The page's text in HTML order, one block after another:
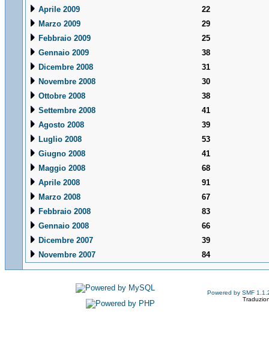
Aprile 2009
22
Marzo 2009
29
Febbraio 2009
25
Gennaio 2009
38
Dicembre 2008
31
Novembre 2008
30
Ottobre 2008
38
Settembre 2008
41
Agosto 2008
39
Luglio 2008
53
Giugno 2008
41
Maggio 2008
68
Aprile 2008
91
Marzo 2008
67
Febbraio 2008
83
Gennaio 2008
66
Dicembre 2007
39
Novembre 2007
84
Powered by SMF